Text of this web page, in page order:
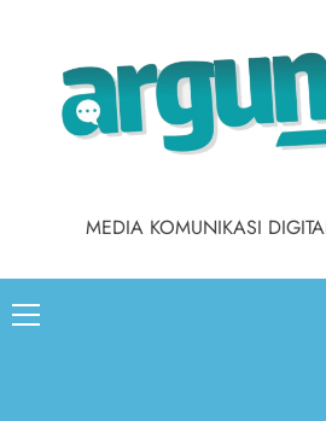
MEDIA KOMUNIKASI